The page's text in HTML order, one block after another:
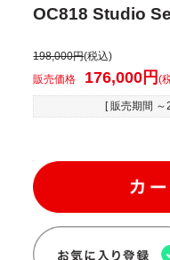
OC818 Studio
198,000円(税込)
販売価格
176,000円(
[ 販売期間 ～